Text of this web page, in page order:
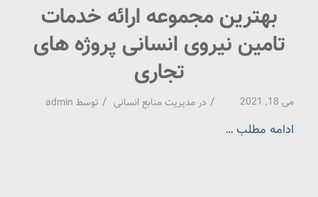
بهترین مجموعه ارائه خدمات
تامین نیروی انسانی پروژه های
تجاری
می 18, 2021 / درمدیریت منابع انسانی / توسط admin
ادامه مطلب …